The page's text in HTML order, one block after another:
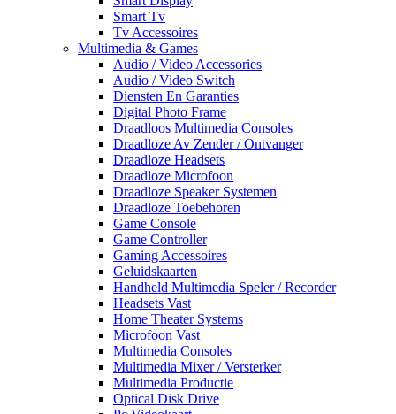
Smart Tv
Tv Accessoires
Multimedia & Games
Audio / Video Accessories
Audio / Video Switch
Diensten En Garanties
Digital Photo Frame
Draadloos Multimedia Consoles
Draadloze Av Zender / Ontvanger
Draadloze Headsets
Draadloze Microfoon
Draadloze Speaker Systemen
Draadloze Toebehoren
Game Console
Game Controller
Gaming Accessoires
Geluidskaarten
Handheld Multimedia Speler / Recorder
Headsets Vast
Home Theater Systems
Microfoon Vast
Multimedia Consoles
Multimedia Mixer / Versterker
Multimedia Productie
Optical Disk Drive